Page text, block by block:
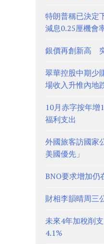
特朗普稱已決定
減息0.25厘機會
銀價再創新高
翠華控股中期
場收入升惟內地
10月赤字按年增
福利支出
外國旅客訪國家
美國優先」
BNO要求增加仍
財相李韻晴周三
未來4年加稅削
4.1%